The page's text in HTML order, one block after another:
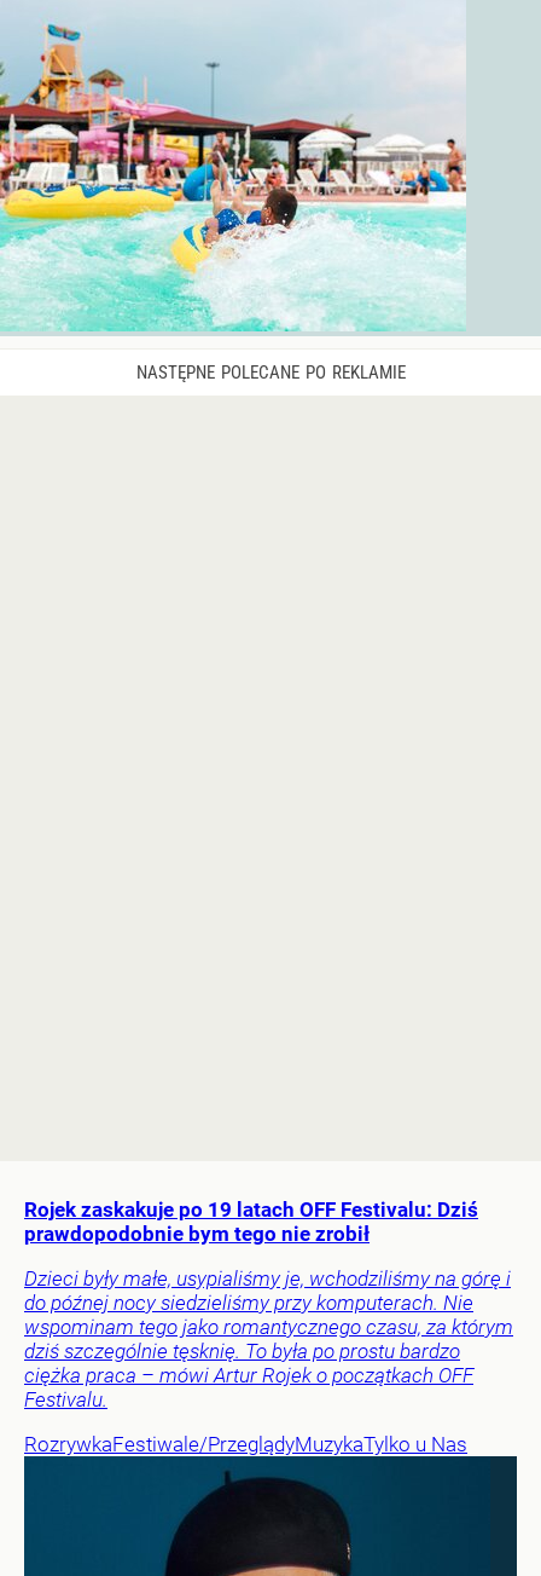
Rojek zaskakuje po 19 latach OFF Festivalu: Dziś
prawdopodobnie bym tego nie zrobił
Dzieci były małe, usypialiśmy je, wchodziliśmy na górę i
do późnej nocy siedzieliśmy przy komputerach. Nie
wspominam tego jako romantycznego czasu, za którym
dziś szczególnie tęsknię. To była po prostu bardzo
ciężka praca – mówi Artur Rojek o początkach OFF
Festivalu.
RozrywkaFestiwale/PrzeglądyMuzykaTylko u Nas